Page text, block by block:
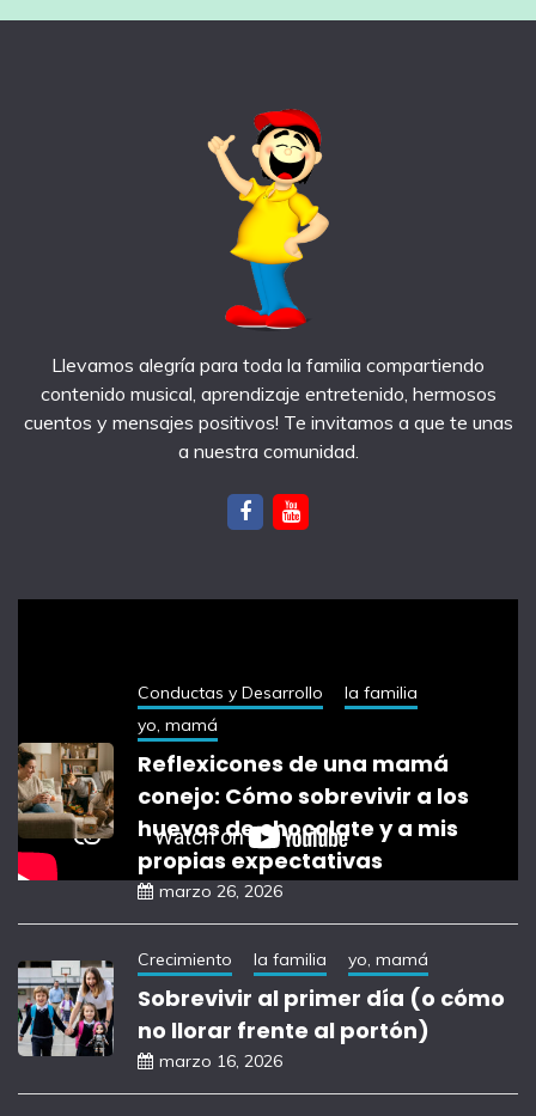
Llevamos alegría para toda la familia compartiendo
contenido musical, aprendizaje entretenido, hermosos
cuentos y mensajes positivos! Te invitamos a que te unas
a nuestra comunidad.
Conductas y Desarrollo
la familia
yo, mamá
Reflexicones de una mamá
conejo: Cómo sobrevivir a los
huevos de chocolate y a mis
propias expectativas
marzo 26, 2026
Crecimiento la familia yo, mamá
Sobrevivir al primer día (o cómo
no llorar frente al portón)
marzo 16, 2026